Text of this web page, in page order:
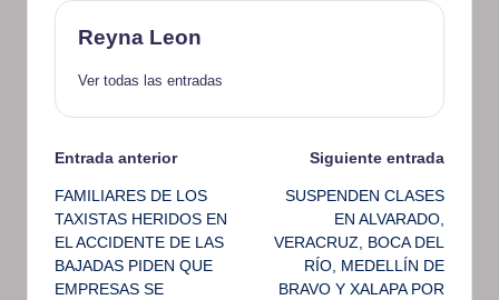
Reyna Leon
Ver todas las entradas
Navegación
de
entradas
Entrada anterior
FAMILIARES DE LOS
TAXISTAS HERIDOS EN
EL ACCIDENTE DE LAS
BAJADAS PIDEN QUE
EMPRESAS SE
Siguiente entrada
SUSPENDEN CLASES
EN ALVARADO,
VERACRUZ, BOCA DEL
RÍO, MEDELLÍN DE
BRAVO Y XALAPA POR